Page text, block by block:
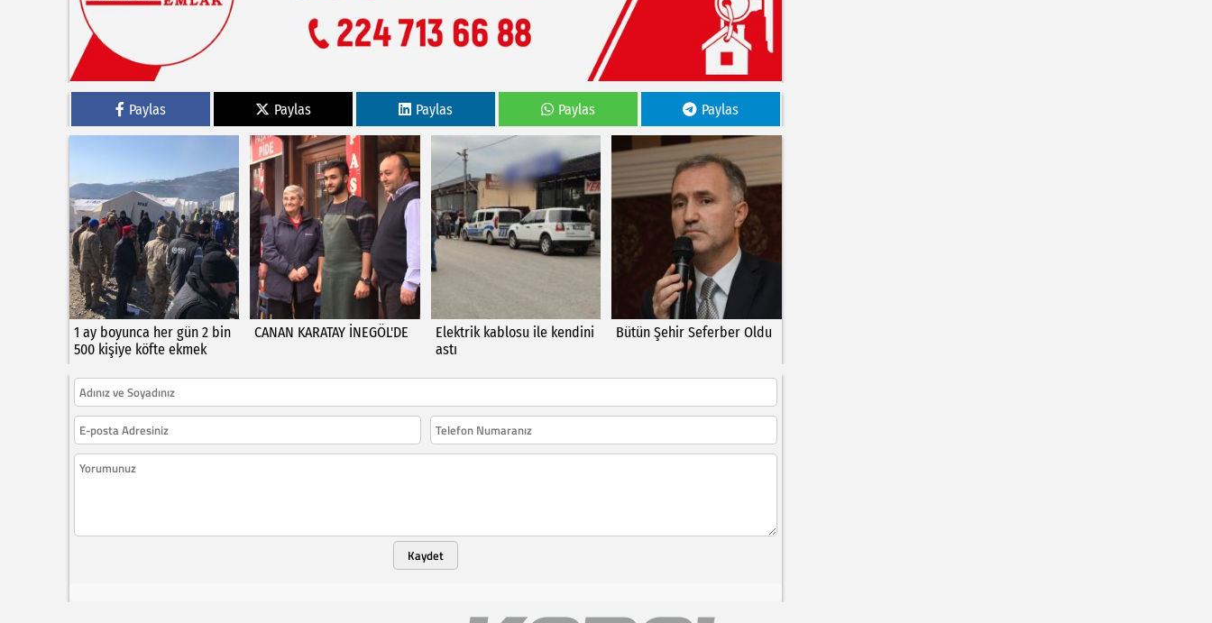
Paylas Paylas Paylas Paylas Paylas
1 ay boyunca her gün 2 bin
500 kişiye köfte ekmek
CANAN KARATAY İNEGÖL'DE
Elektrik kablosu ile kendini
astı
Bütün Şehir Seferber Oldu
Kaydet